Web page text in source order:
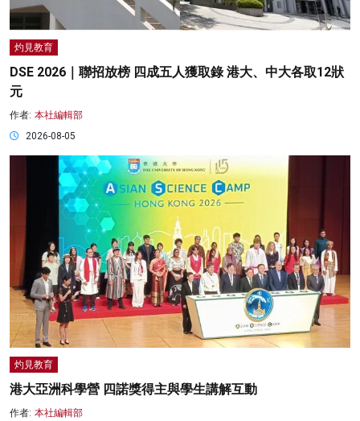
灼見教育
DSE 2026｜聯招放榜 四成五人獲取錄 港大、中大各取12狀
元
作者: 本社編輯部
2026-08-05
灼見教育
港大亞洲科學營 四諾獎得主與學生講解互動
作者: 本社編輯部